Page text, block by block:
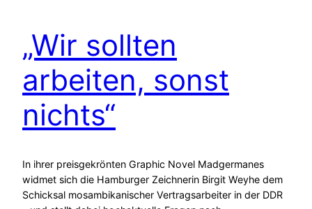
„Wir sollten
arbeiten, sonst
nichts“
In ihrer preisgekrönten Graphic Novel Madgermanes
widmet sich die Hamburger Zeichnerin Birgit Weyhe dem
Schicksal mosambikanischer Vertragsarbeiter in der DDR